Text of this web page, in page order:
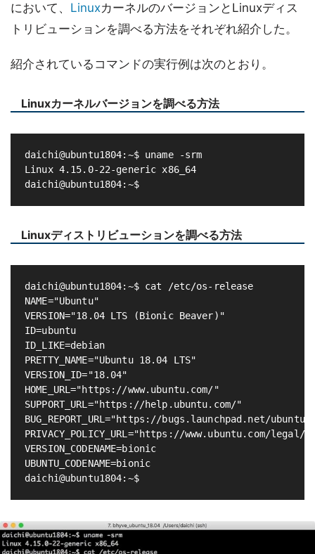
において、 LinuxカーネルのバージョンとLinuxディス
トリビューションを調べる方法をそれぞれ紹介した。
紹介されているコマンドの実行例は次のとおり。
Linuxカーネルバージョンを調べる方法
daichi@ubuntu1804:~$ uname -srm
Linux 4.15.0-22-generic x86_64
daichi@ubuntu1804:~$
Linuxディストリビューションを調べる方法
daichi@ubuntu1804:~$ cat /etc/os-release
NAME="Ubuntu"
VERSION="18.04 LTS (Bionic Beaver)"
ID=ubuntu
ID_LIKE=debian
PRETTY_NAME="Ubuntu 18.04 LTS"
VERSION_ID="18.04"
HOME_URL="https://www.ubuntu.com/"
SUPPORT_URL="https://help.ubuntu.com/"
BUG_REPORT_URL="https://bugs.launchpad.net/ubuntu/
PRIVACY_POLICY_URL="https://www.ubuntu.com/
VERSION_CODENAME=bionic
UBUNTU_CODENAME=bionic
daichi@ubuntu1804:~$